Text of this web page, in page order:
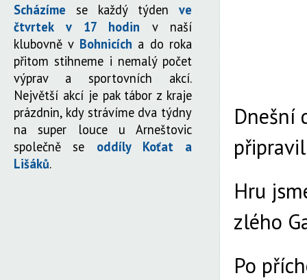
Dnešní
Hru
zlého
Po
Scházíme
se každý týden ve
čtvrtek v 17 hodin v naší
klubovně v Bohnicích a do roka
přitom stihneme i nemalý počet
výprav a sportovních akcí.
Největší akcí je pak tábor z kraje
prázdnin, kdy strávíme dva týdny
na super louce u Arneštovic
společně se oddíly Koťat a
Lišáků.